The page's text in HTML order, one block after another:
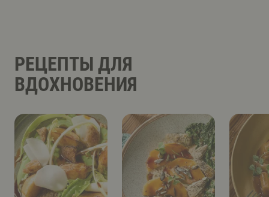
РЕЦЕПТЫ ДЛЯ
ВДОХНОВЕНИЯ